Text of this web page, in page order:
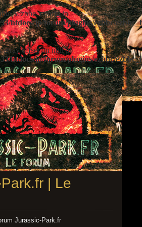
$ezbbc_config in
htdocs/jp/forum/plugins/ezbbc/
array offset on null in
htdocs/jp/forum/plugins/ezbbc/
| Le
Jurassic-Park.fr